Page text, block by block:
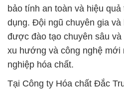
bảo tính an toàn và hiệu
dụng. Đội ngũ chuyên gia và
được đào tạo chuyên sâu
xu hướng và công nghệ mới
nghiệp hóa chất.
Tại Công ty Hóa chất Đắc